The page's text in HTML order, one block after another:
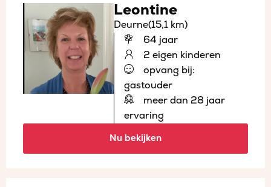
Leontine
Deurne(15,1 km)
64 jaar
2 eigen kinderen
opvang bij:
gastouder
meer dan 28 jaar
ervaring
Nu bekijken